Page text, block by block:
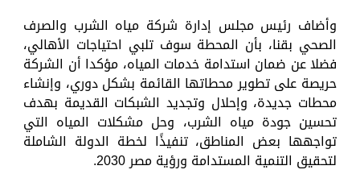
وأضاف رئيس مجلس إدارة شركة مياه الشرب والصرف
الصحي بقنا، بأن المحطة سوف تلبي احتياجات الأهالي،
فضلا عن ضمان استدامة خدمات المياه، مؤكدا أن الشركة
حريصة على تطوير محطاتها القائمة بشكل دوري، وإنشاء
محطات جديدة، وإحلال وتجديد الشبكات القديمة بهدف
تحسين جودة مياه الشرب، وحل مشكلات المياه التي
تواجهها بعض المناطق، تنفيذًا لخطة الدولة الشاملة
لتحقيق التنمية المستدامة ورؤية مصر 2030.